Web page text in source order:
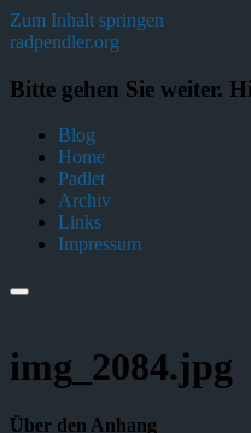
Zum Inhalt springen
radpendler.org
Bitte gehen Sie weiter.
Blog
Home
Padlet
Archiv
Links
Impressum
Suchfeld
img_2084.jpg
Über den Anhang